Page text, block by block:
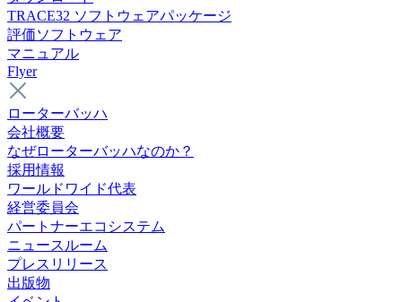
TRACE32 ソフトウェアパッケージ
評価ソフトウェア
マニュアル
Flyer
ローターバッハ
会社概要
なぜローターバッハなのか？
採用情報
ワールドワイド代表
経営委員会
パートナーエコシステム
ニュースルーム
プレスリリース
出版物